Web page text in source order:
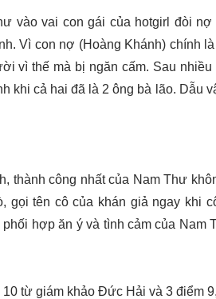
vào vai con gái của hotgirl đòi
Vì con nợ (Hoàng Khánh) chính
vì thế mà bị ngăn cấm. Sau
khi cả hai đã là 2 ông bà lão. Dẫu
thành công nhất của Nam Thư
gọi tên cô của khán giả ngay khi
hợp ăn ý và tình cảm của
từ giám khảo Đức Hải và 3 điểm